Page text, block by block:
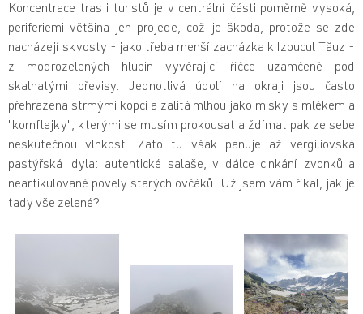
Koncentrace tras i turistů je v centrální části poměrně vysoká,
periferiemi většina jen projede, což je škoda, protože se zde
nacházejí skvosty - jako třeba menší zacházka k Izbucul Tăuz -
z modrozelených hlubin vyvěrající říčce uzamčené pod
skalnatými převisy. Jednotlivá údolí na okraji jsou často
přehrazena strmými kopci a zalitá mlhou jako misky s mlékem a
"kornflejky", kterými se musím prokousat a ždímat pak ze sebe
neskutečnou vlhkost. Zato tu však panuje až vergiliovská
pastýřská idyla: autentické salaše, v dálce cinkání zvonků a
neartikulované povely starých ovčáků. Už jsem vám říkal, jak je
tady vše zelené?